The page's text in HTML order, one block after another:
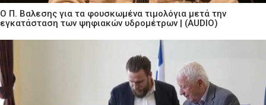
Ο Π. Βαλεσης για τα φουσκωμένα τιμολόγια μετά την
εγκατάσταση των ψηφιακών υδρομέτρων | (AUDIO)